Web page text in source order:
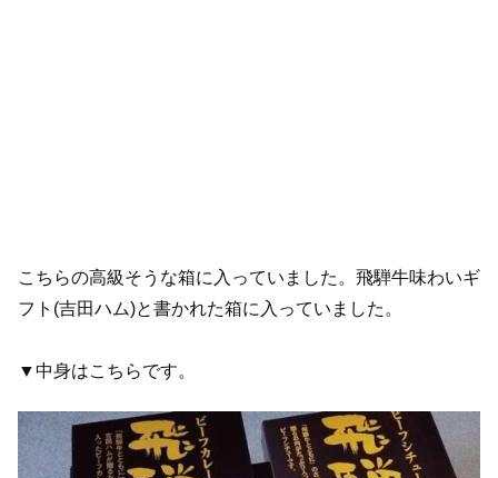
こちらの高級そうな箱に入っていました。飛騨牛味わいギ
フト(吉田ハム)と書かれた箱に入っていました。
▼中身はこちらです。